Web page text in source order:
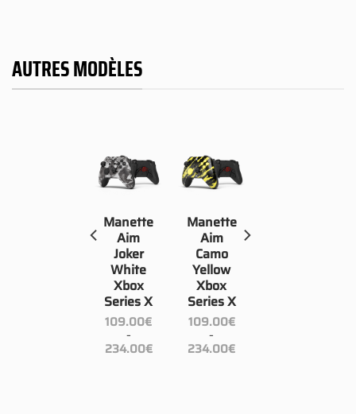
AUTRES MODÈLES
Manette
Aim
Joker
White
Xbox
Series X
109.00€
–
234.00€Plage
de
Manette
Aim
Camo
Yellow
Xbox
Series X
109.00€
–
234.00€Plage
de
109.00€